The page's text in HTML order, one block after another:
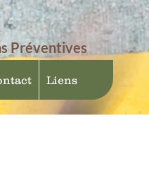
Liens
Préventives